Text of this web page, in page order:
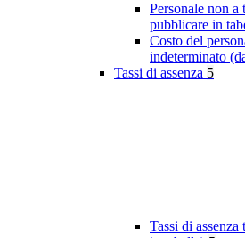
Personale non a
pubblicare in
Costo del
indeterminato
Tassi di assenza 5
Tassi di